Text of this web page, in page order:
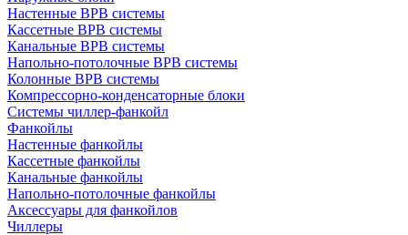
Настенные ВРВ системы
Кассетные ВРВ системы
Канальные ВРВ системы
Напольно-потолочные ВРВ системы
Колонные ВРВ системы
Компрессорно-конденсаторные блоки
Системы чиллер-фанкойл
Фанкойлы
Настенные фанкойлы
Кассетные фанкойлы
Канальные фанкойлы
Напольно-потолочные фанкойлы
Аксессуары для фанкойлов
Чиллеры